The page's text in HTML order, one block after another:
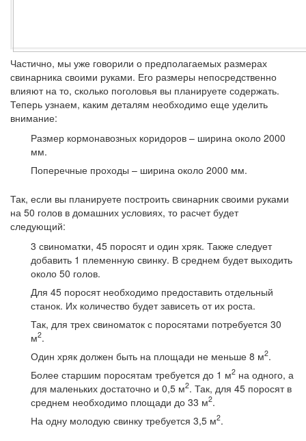
Частично, мы уже говорили о предполагаемых размерах
свинарника своими руками. Его размеры непосредственно
влияют на то, сколько поголовья вы планируете содержать.
Теперь узнаем, каким деталям необходимо еще уделить
внимание:
Размер кормонавозных коридоров – ширина около 2000
мм.
Поперечные проходы – ширина около 2000 мм.
Так, если вы планируете построить свинарник своими руками
на 50 голов в домашних условиях, то расчет будет
следующий:
3 свиноматки, 45 поросят и один хряк. Также следует
добавить 1 племенную свинку. В среднем будет выходить
около 50 голов.
Для 45 поросят необходимо предоставить отдельный
станок. Их количество будет зависеть от их роста.
Так, для трех свиноматок с поросятами потребуется 30
м2.
Один хряк должен быть на площади не меньше 8 м2.
Более старшим поросятам требуется до 1 м2 на одного, а
для маленьких достаточно и 0,5 м2. Так, для 45 поросят в
среднем необходимо площади до 33 м2.
На одну молодую свинку требуется 3,5 м2.